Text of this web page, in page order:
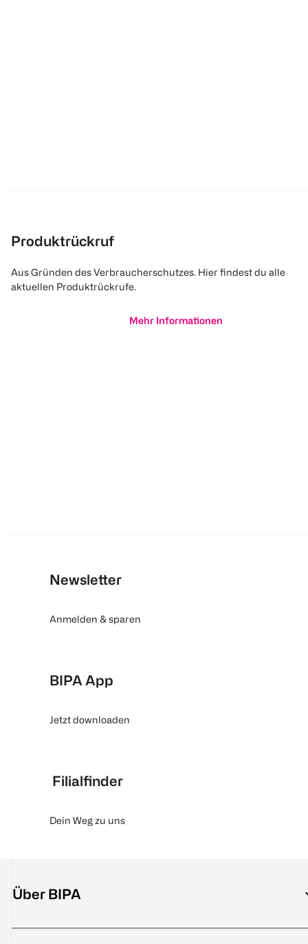
Produktrückruf
Aus Gründen des Verbraucherschutzes. Hier findest du alle
aktuellen Produktrückrufe.
Mehr Informationen
Newsletter
Anmelden & sparen
BIPA App
Jetzt downloaden
Filialfinder
Dein Weg zu uns
Über BIPA